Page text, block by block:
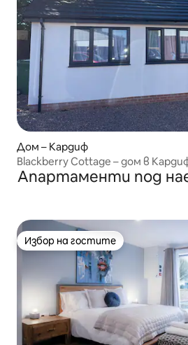
Дом – Кардиф
Blackberry Cottage – дом в
кучета
Апартаменти под
Избор на гостите
Избор на гостите